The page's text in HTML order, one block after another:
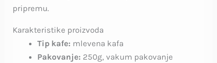
pripremu.
Karakteristike proizvoda
Tip kafe: mlevena kafa
Pakovanje: 250g, vakum pakovanje